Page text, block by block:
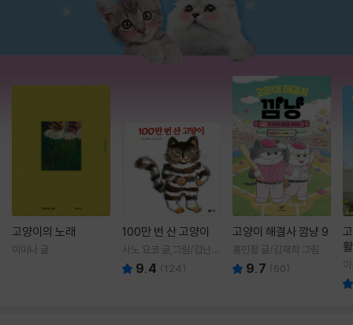
고양이의 노래
이미나 글
100만 번 산 고양이
사노 요코 글,그림/김난주
역 9.4 (124)
고양이 해결사 깜냥 9
홍민정 글/김재희 그림
9.7 (60)